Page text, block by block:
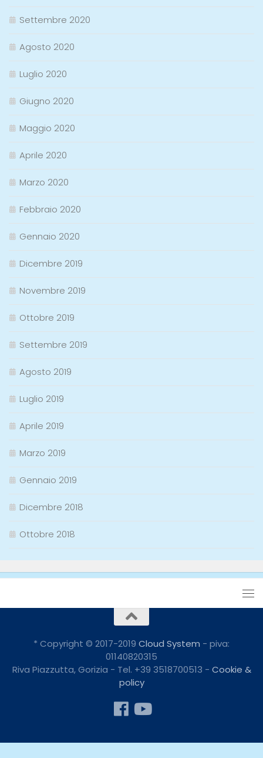
Settembre 2020
Agosto 2020
Luglio 2020
Giugno 2020
Maggio 2020
Aprile 2020
Marzo 2020
Febbraio 2020
Gennaio 2020
Dicembre 2019
Novembre 2019
Ottobre 2019
Settembre 2019
Agosto 2019
Luglio 2019
Aprile 2019
Marzo 2019
Gennaio 2019
Dicembre 2018
Ottobre 2018
* Copyright © 2017-2019 Cloud System - piva:
01140820315
Riva Piazzutta, Gorizia - Tel. +39 3518700513 - Cookie &
policy